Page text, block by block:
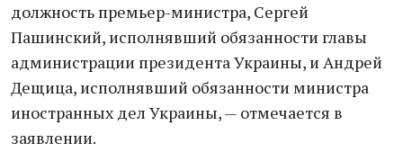
должность премьер-министра, Сергей
Пашинский, исполнявший обязанности главы
администрации президента Украины, и Андрей
Дещица, исполнявший обязанности министра
иностранных дел Украины, — отмечается в
заявлении.